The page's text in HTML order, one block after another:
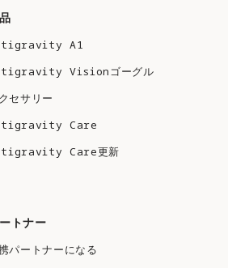
A1
Visionゴーグル
セサリー
Care
Care更新
トナー
パートナーになる